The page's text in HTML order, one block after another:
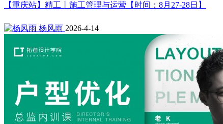
【重庆站】精工丨施工管理与运营【时间：8月27-28日】
杨风雨 2026-4-14